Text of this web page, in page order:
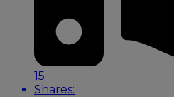
15
Shares: